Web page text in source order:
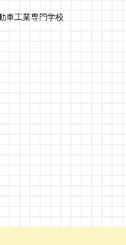
車工業専門学校